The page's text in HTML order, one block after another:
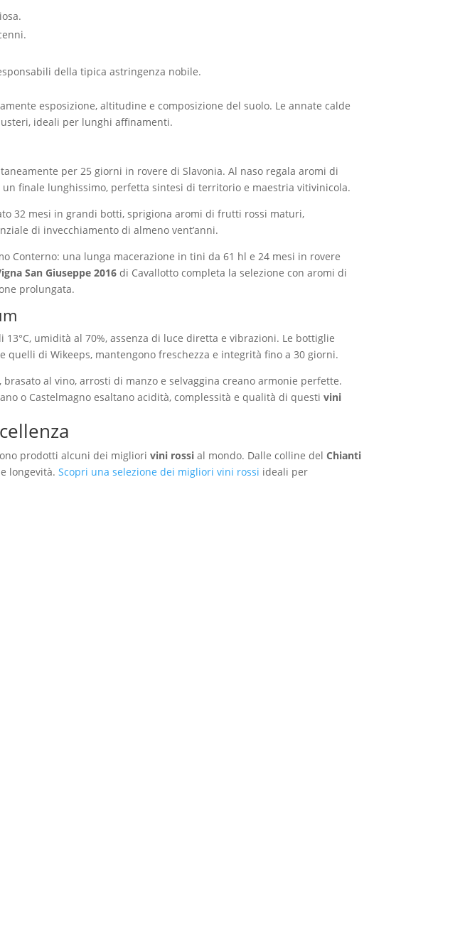
della tipica astringenza nobile.
esposizione, altitudine e composizione del suolo. Le annate calde
ideali per lunghi affinamenti.
per 25 giorni in rovere di Slavonia. Al naso regala aromi di
finale lunghissimo, perfetta sintesi di territorio e maestria vitivinicola.
32 mesi in grandi botti, sprigiona aromi di frutti rossi maturi,
di invecchiamento di almeno vent’anni.
Conterno: una lunga macerazione in tini da 61 hl e 24 mesi in rovere
San Giuseppe 2016 di Cavallotto completa la selezione con aromi di
prolungata.
umidità al 70%, assenza di luce diretta e vibrazioni. Le bottiglie
quelli di Wikeeps, mantengono freschezza e integrità fino a 30 giorni.
brasato al vino, arrosti di manzo e selvaggina creano armonie perfette.
o Castelmagno esaltano acidità, complessità e qualità di questivini
prodotti alcuni dei migliorivini rossi al mondo. Dalle colline delChianti
longevità.Scopri una selezione dei migliori vini rossi ideali per